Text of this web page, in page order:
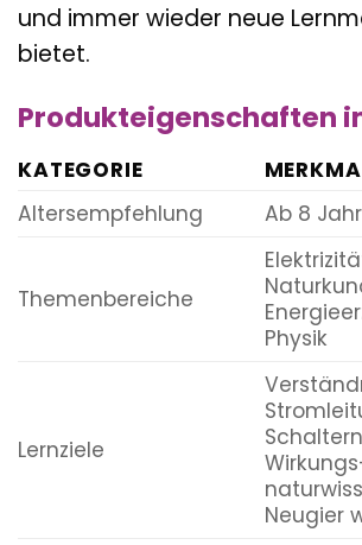
und immer wieder neue
bietet.
Produkteigenschaften
KATEGORIE
Altersempfehlung
Ab 8
Themenbereiche
Physik
Lernziele
Neugier